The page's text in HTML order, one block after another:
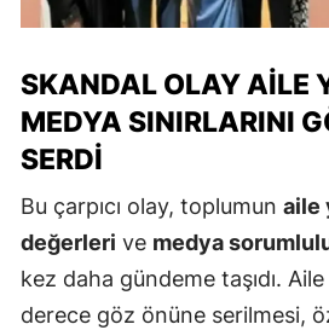
SKANDAL OLAY AILE
MEDYA SINIRLARINI
SERDI
Bu çarpıcı olay, toplumun aile
değerleri ve medya
kez daha gündeme taşıdı.
derece göz önüne serilmesi,